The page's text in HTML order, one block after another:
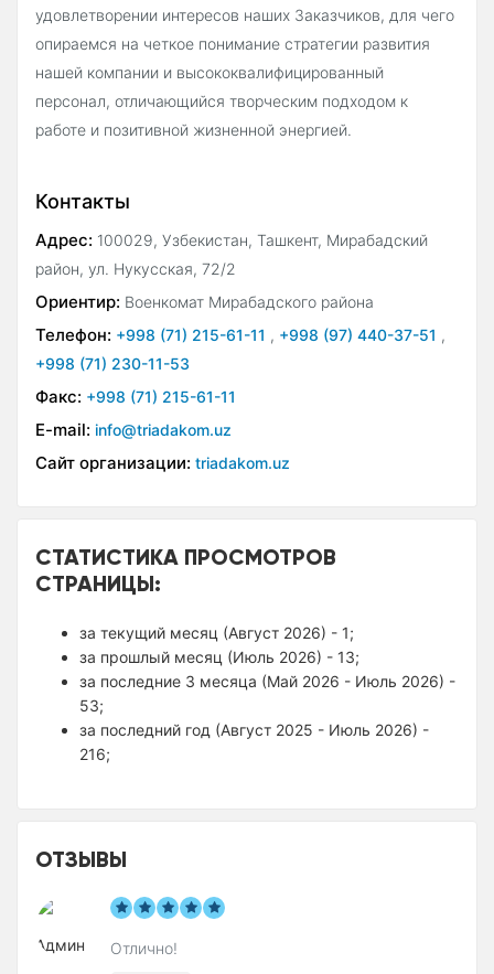
удовлетворении интересов наших Заказчиков, для чего
опираемся на четкое понимание стратегии развития
нашей компании и высококвалифицированный
персонал, отличающийся творческим подходом к
работе и позитивной жизненной энергией.
Контакты
Адрес: 100029, Узбекистан, Ташкент, Мирабадский
район, ул. Нукусская, 72/2
Ориентир: Военкомат Мирабадского района
Телефон: +998 (71) 215-61-11 , +998 (97) 440-37-51 ,
+998 (71) 230-11-53
Факс: +998 (71) 215-61-11
E-mail: info@triadakom.uz
Сайт организации: triadakom.uz
СТАТИСТИКА ПРОСМОТРОВ
СТРАНИЦЫ:
за текущий месяц (Август 2026) - 1;
за прошлый месяц (Июль 2026) - 13;
за последние 3 месяца (Май 2026 - Июль 2026) -
53;
за последний год (Август 2025 - Июль 2026) -
216;
ОТЗЫВЫ
Отлично!